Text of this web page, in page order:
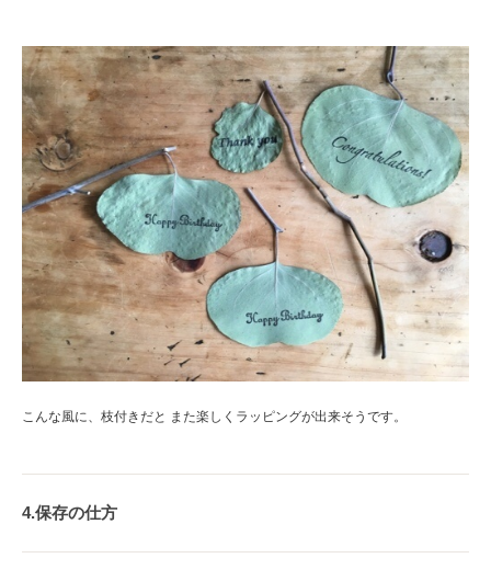
こんな風に、枝付きだと また楽しくラッピングが出来そうです。
4.保存の仕方